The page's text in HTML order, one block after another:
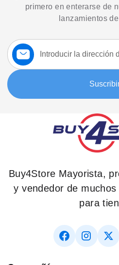
primero en enterarse de
lanzamientos
Suscríbase
a
nuestro
boletín:
Buy4Store Mayorista,
y vendedor de
para